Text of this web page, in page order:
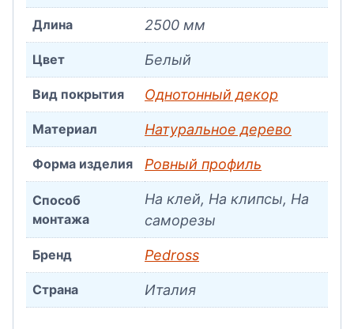
Длина 2500 мм
Цвет Белый
Вид покрытия Однотонный декор
Материал Натуральное дерево
Форма изделия Ровный профиль
Способ
монтажа
На клей, На клипсы, На
саморезы
Бренд Pedross
Страна Италия